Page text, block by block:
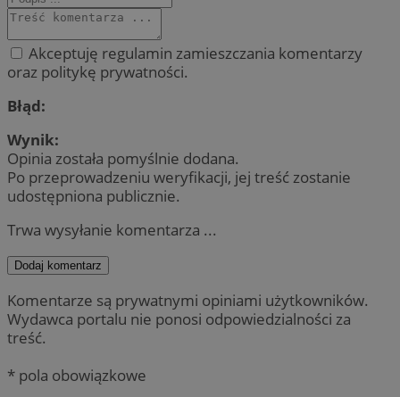
Akceptuję regulamin zamieszczania komentarzy
oraz politykę prywatności.
Błąd:
Wynik:
Opinia została pomyślnie dodana.
Po przeprowadzeniu weryfikacji, jej treść zostanie
udostępniona publicznie.
Trwa wysyłanie komentarza ...
Dodaj komentarz
Komentarze są prywatnymi opiniami użytkowników.
Wydawca portalu nie ponosi odpowiedzialności za
treść.
* pola obowiązkowe